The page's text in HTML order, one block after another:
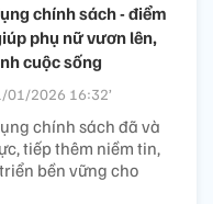
chính sách - điểm
phụ nữ vươn lên,
cuộc sống
01/2026 16:32’
chính sách đã và
tiếp thêm niềm tin,
bền vững cho